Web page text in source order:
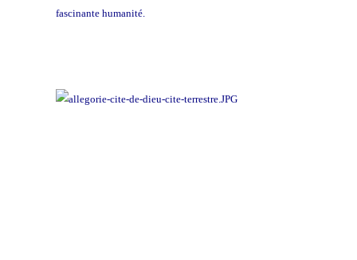
fascinante humanité.